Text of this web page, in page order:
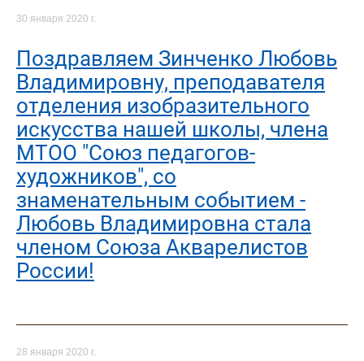
30 января 2020 г.
Поздравляем Зинченко Любовь
Владимировну, преподавателя
отделения изобразительного
искусства нашей школы, члена
МТОО "Союз педагогов-
художников", со
знаменательным событием -
Любовь Владимировна стала
членом Союза Акварелистов
России!
28 января 2020 г.